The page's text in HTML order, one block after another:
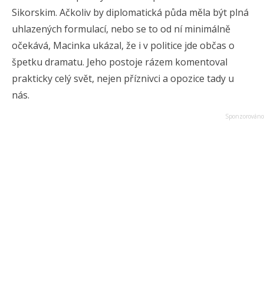
Sikorskim. Ačkoliv by diplomatická půda měla být plná
uhlazených formulací, nebo se to od ní minimálně
očekává, Macinka ukázal, že i v politice jde občas o
špetku dramatu. Jeho postoje rázem komentoval
prakticky celý svět, nejen příznivci a opozice tady u
nás.